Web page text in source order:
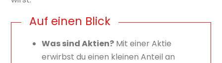
Auf einen Blick
Was sind Aktien? Mit einer Aktie
erwirbst du einen kleinen Anteil an